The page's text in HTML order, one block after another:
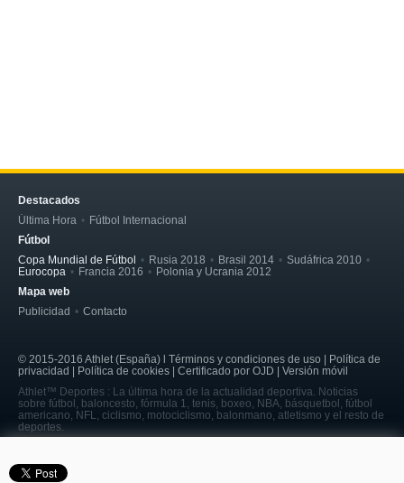
Destacados
Última Hora
Fútbol Internacional
Fútbol
Copa Mundial de Fútbol
Rusia 2018 Brasil 2014
Sudáfrica 2010
Eurocopa
Francia 2016
Polonia y Ucrania 2012
Mapa web
Publicidad
Contacto
© 2015-2016 Athlet (España) l Términos y condiciones de uso | Política de
privacidad | Política de cookies | Certificado por OJD | Versión móvil
Athlet™ Deportes : La última hora de la actualidad deportiva. Noticias
sobre fútbol, baloncesto, fórmula 1, tenis, boxeo, NBA, básquetbol, fútbol
americano, NFL, ciclismo, motociclismo, balonmano, atletismo y el resto de
deportes.